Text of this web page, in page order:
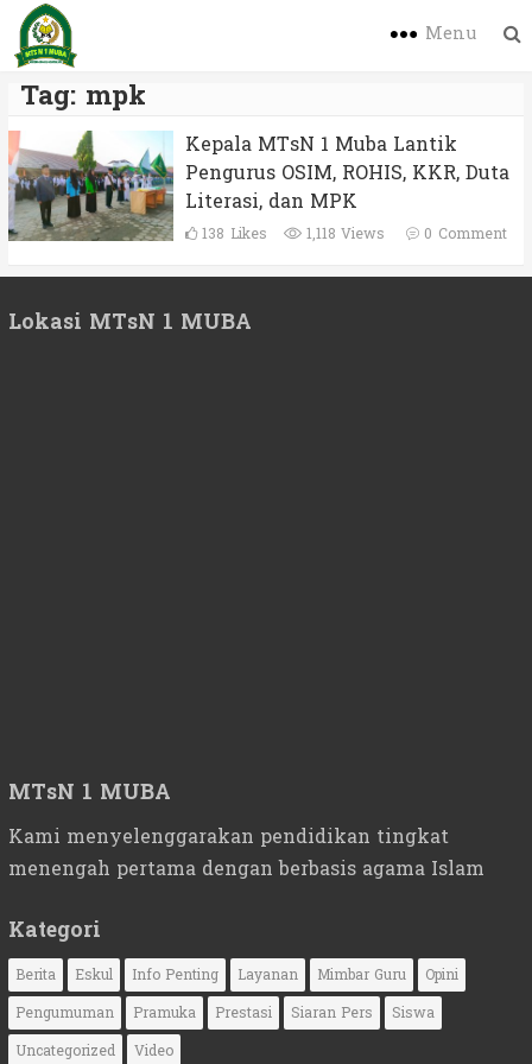
Menu
Tag: mpk
Kepala MTsN 1 Muba Lantik
Pengurus OSIM, ROHIS, KKR, Duta
Literasi, dan MPK
138 Likes 1,118 Views 0 Comment
Lokasi MTsN 1 MUBA
MTsN 1 MUBA
Kami menyelenggarakan pendidikan tingkat
menengah pertama dengan berbasis agama Islam
Kategori
Berita Eskul Info Penting Layanan Mimbar Guru
Opini
Pengumuman
Pramuka Prestasi Siaran Pers
Siswa
Uncategorized
Video